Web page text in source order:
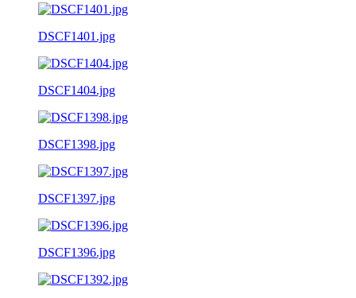
DSCF1401.jpg
DSCF1404.jpg
DSCF1398.jpg
DSCF1397.jpg
DSCF1396.jpg